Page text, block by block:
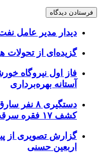
دیدار مدیر عامل
گزیده‌ای از تحولات
فاز اول نیروگاه
آستانه بهره‌برداری
دستگیری
کشف ۱۷ فقره سرقت
گزارش تصویری از
اربعین حسنی